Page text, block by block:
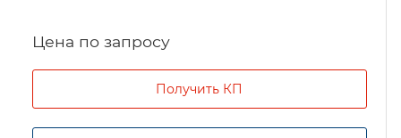
Цена по запросу
Получить КП